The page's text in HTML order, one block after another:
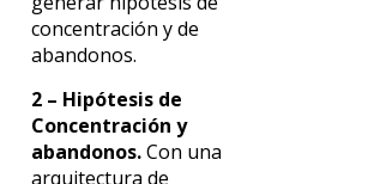
concentración y de
abandonos.
2 – Hipótesis de
Concentración y
abandonos.Con una
arquitectura de